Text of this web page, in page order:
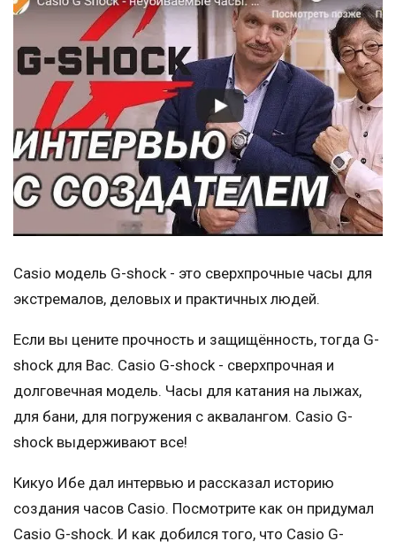
Casio модель G-shock - это сверхпрочные часы для
экстремалов, деловых и практичных людей.
Если вы цените прочность и защищённость, тогда G-
shock для Вас. Casio G-shock - сверхпрочная и
долговечная модель. Часы для катания на лыжах,
для бани, для погружения с аквалангом. Casio G-
shock выдерживают все!
Кикуо Ибе дал интервью и рассказал историю
создания часов Casio. Посмотрите как он придумал
Casio G-shock. И как добился того, что Casio G-